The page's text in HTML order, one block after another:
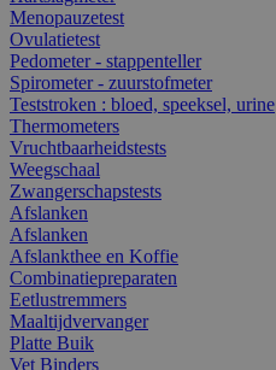
Menopauzetest
Ovulatietest
Pedometer - stappenteller
Spirometer - zuurstofmeter
Teststroken : bloed, speeksel, urine
Thermometers
Vruchtbaarheidstests
Weegschaal
Zwangerschapstests
Afslanken
Afslanken
Afslankthee en Koffie
Combinatiepreparaten
Eetlustremmers
Maaltijdvervanger
Platte Buik
Vet Binders